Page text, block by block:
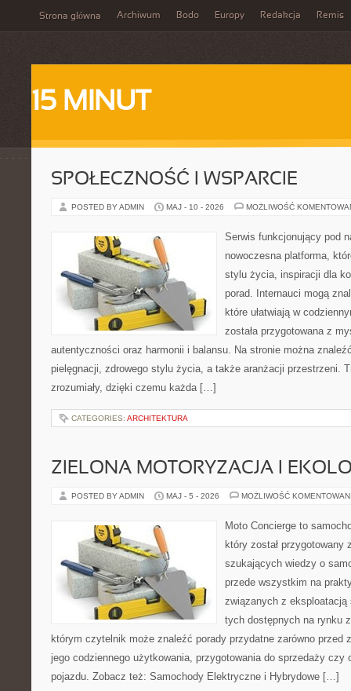
Strona główna Archiwum Bodo Europy Redakcja Remis
15 MINUT
SPOŁECZNOŚĆ I WSPARCIE
POSTED BY ADMIN MAJ - 10 - 2026 MOŻLIWOŚĆ
Serwis funkcjonujący pod
nowoczesna platforma,
stylu życia, inspiracji dla
porad. Internauci mogą
które ułatwiają w
została przygotowana z
autentyczności oraz harmonii i balansu. Na stronie można
pielęgnacji, zdrowego stylu życia, a także aranżacji przestrzeni.
zrozumiały, dzięki czemu każda […]
CATEGORIES: ARCHITEKTURA
ZIELONA MOTORYZACJA I
POSTED BY ADMIN MAJ - 5 - 2026 MOŻLIWOŚĆ
Moto Concierge to
który został przygotowany
szukających wiedzy o
przede wszystkim na
związanych z eksploatacją
tych dostępnych na rynku
którym czytelnik może znaleźć porady przydatne zarówno przed
jego codziennego użytkowania, przygotowania do sprzedaży czy
pojazdu. Zobacz też: Samochody Elektryczne i Hybrydowe […]